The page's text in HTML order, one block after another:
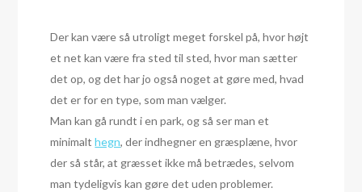
Der kan være så utroligt meget forskel på, hvor højt
et net kan være fra sted til sted, hvor man sætter
det op, og det har jo også noget at gøre med, hvad
det er for en type, som man vælger.
Man kan gå rundt i en park, og så ser man et
minimalthegn, der indhegner en græsplæne, hvor
der så står, at græsset ikke må betrædes, selvom
man tydeligvis kan gøre det uden problemer.